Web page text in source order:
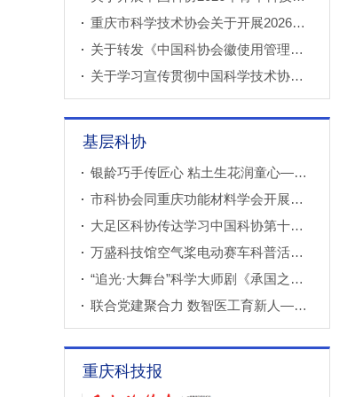
重庆市科学技术协会关于开展2026年科技小院申报推荐工作的通知
关于转发《中国科协会徽使用管理规定》的通知
关于学习宣传贯彻中国科学技术协会第十一次全国代表大会精神的通知
基层科协
银龄巧手传匠心 粘土生花润童心——万盛经开区老科协走进建设社区开展创意粘土手工课
市科协会同重庆功能材料学会开展调研
大足区科协传达学习中国科协第十一次全国代表大会精神
万盛科技馆空气桨电动赛车科普活动进社区
“追光·大舞台”科学大师剧《承国之书》云阳、巫溪巡演成功
联合党建聚合力 数智医工育新人——重庆西部数智医疗研究院开展庆“七一”联合主题党（团）日暨正确政绩观专题学习交流活动
重庆科技报